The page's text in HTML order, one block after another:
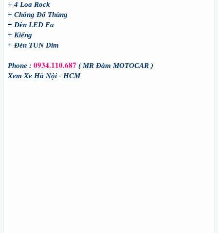
+ 4 Loa Rock
+ Chống Đổ Thùng
+ Đèn LED Fa
+ Kiếng
+ Đèn TUN Dim
Phone : 0934.110.687 ( MR Đàm MOTOCAR )
Xem Xe Hà Nội - HCM